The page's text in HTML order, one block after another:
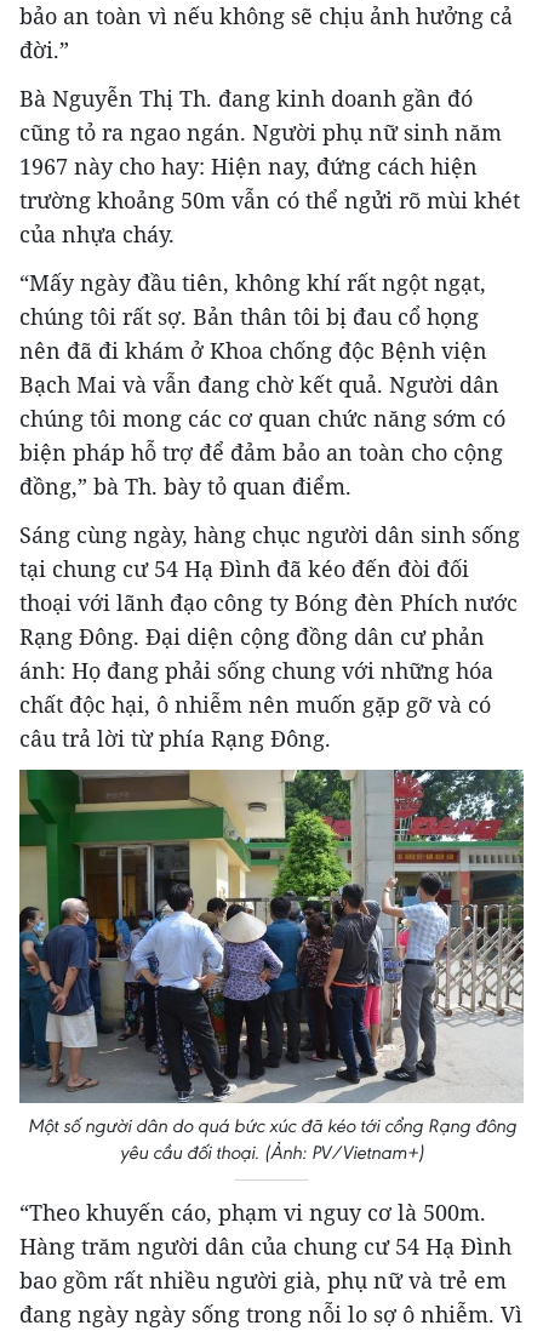
bảo an toàn vì nếu không sẽ chịu ảnh hưởng cả
đời.”
Bà Nguyễn Thị Th. đang kinh doanh gần đó
cũng tỏ ra ngao ngán. Người phụ nữ sinh năm
1967 này cho hay: Hiện nay, đứng cách hiện
trường khoảng 50m vẫn có thể ngửi rõ mùi khét
của nhựa cháy.
“Mấy ngày đầu tiên, không khí rất ngột ngạt,
chúng tôi rất sợ. Bản thân tôi bị đau cổ họng
nên đã đi khám ở Khoa chống độc Bệnh viện
Bạch Mai và vẫn đang chờ kết quả. Người dân
chúng tôi mong các cơ quan chức năng sớm có
biện pháp hỗ trợ để đảm bảo an toàn cho cộng
đồng,” bà Th. bày tỏ quan điểm.
Sáng cùng ngày, hàng chục người dân sinh sống
tại chung cư 54 Hạ Đình đã kéo đến đòi đối
thoại với lãnh đạo công ty Bóng đèn Phích nước
Rạng Đông. Đại diện cộng đồng dân cư phản
ánh: Họ đang phải sống chung với những hóa
chất độc hại, ô nhiễm nên muốn gặp gỡ và có
câu trả lời từ phía Rạng Đông.
Một số người dân do quá bức xúc đã kéo tới cổng Rạng đông
yêu cầu đối thoại. (Ảnh: PV/Vietnam+)
“Theo khuyến cáo, phạm vi nguy cơ là 500m.
Hàng trăm người dân của chung cư 54 Hạ Đình
bao gồm rất nhiều người già, phụ nữ và trẻ em
đang ngày ngày sống trong nỗi lo sợ ô nhiễm. Vì